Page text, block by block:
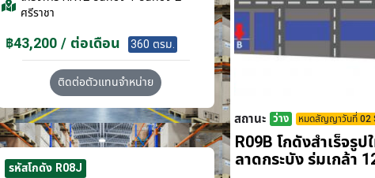
ศรีราชา
฿43,200 / ต่อเดือน 360 ตรม.
ติดต่อตัวแทนจำหน่าย
สถานะ ว่าง หมดสัญญาวันที่ 02
R09B โกดังสำเร็จรูป
ลาดกระบัง​ ร่มเกล้า
รหัสโกดัง R08J